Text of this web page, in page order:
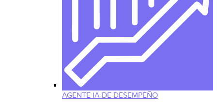
AGENTE IA DE DESEMPEÑO